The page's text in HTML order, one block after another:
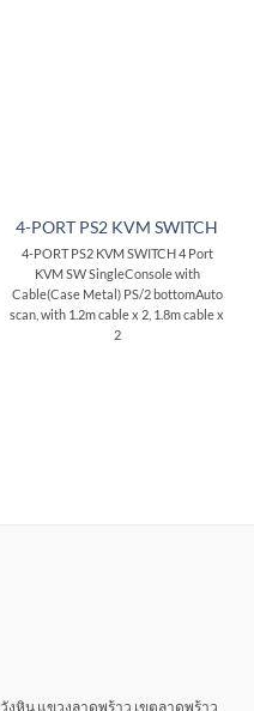
4-PORT PS2 KVM SWITCH
4-PORT PS2 KVM SWITCH 4 Port
KVM SW SingleConsole with
Cable(Case Metal) PS/2 bottomAuto
scan, with 1.2m cable x 2, 1.8m cable x
2
หิน แขวงลาดพร้าว เขตลาดพร้าว